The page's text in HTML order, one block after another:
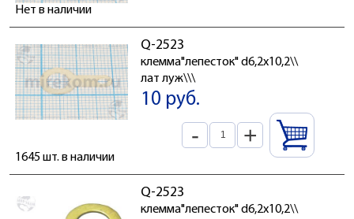
Нет в наличии
Q-2523
клемма"лепесток" d6,2x10,2\\
лат луж\\\
10 руб.
- +
1645 шт. в наличии
Q-2523
клемма"лепесток" d6,2x10,2\\